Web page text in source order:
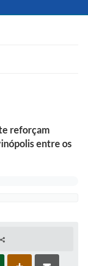
reforçam
entre os